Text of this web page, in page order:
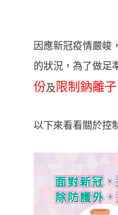
因應新冠疫情嚴峻
的狀況，為了做足
份及 限制鈉離子
以下來看看關於控